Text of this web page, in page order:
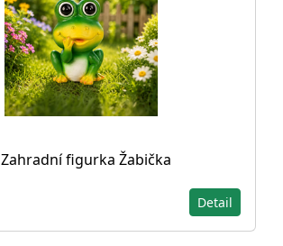
Zahradní figurka Žabička
Detail